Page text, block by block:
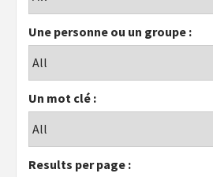
Une personne ou un groupe :
Un mot clé :
Results per page :